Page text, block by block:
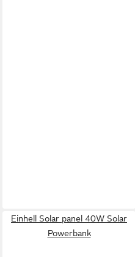
Einhell Solar panel 40W Solar
Powerbank